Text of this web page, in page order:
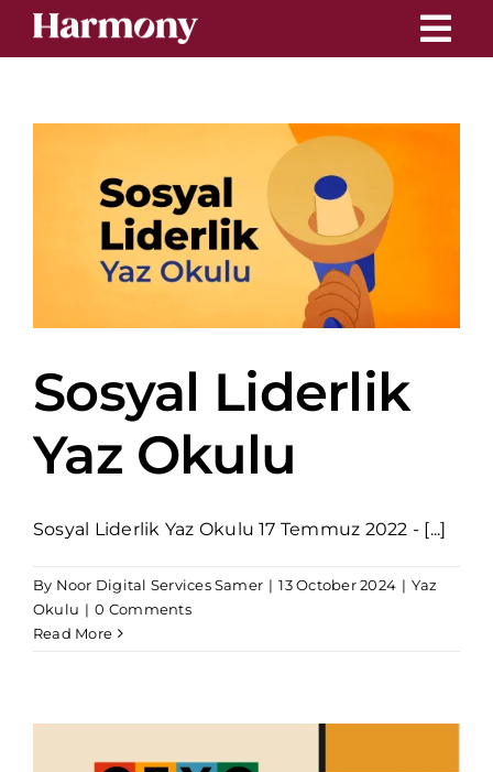
Skip
Sosyal Liderlik
Yaz Okulu
Sosyal Liderlik Yaz Okulu 17 Temmuz 2022 - [...]
By Noor Digital Services Samer | 13 October 2024 | Yaz
Okulu | 0 Comments
Read More